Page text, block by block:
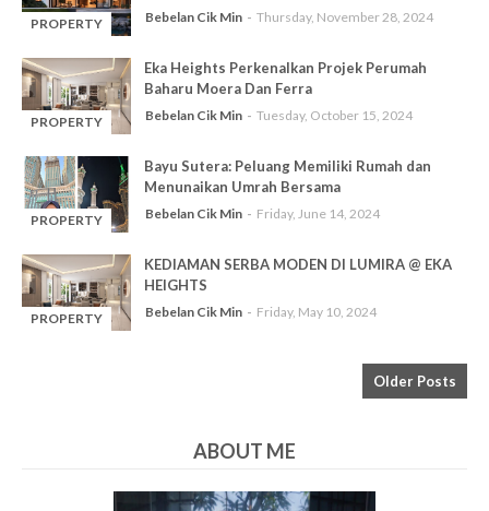
PROPERTY Bebelan Cik Min Thursday, November 28, 2024
PROPERTY
Eka Heights Perkenalkan Projek Perumah
Baharu Moera Dan Ferra
Bebelan Cik Min Tuesday, October 15, 2024
PROPERTY
Bayu Sutera: Peluang Memiliki Rumah dan
Menunaikan Umrah Bersama
Bebelan Cik Min Friday, June 14, 2024
PROPERTY
KEDIAMAN SERBA MODEN DI LUMIRA @ EKA
HEIGHTS
Bebelan Cik Min Friday, May 10, 2024
Older Posts
ABOUT ME